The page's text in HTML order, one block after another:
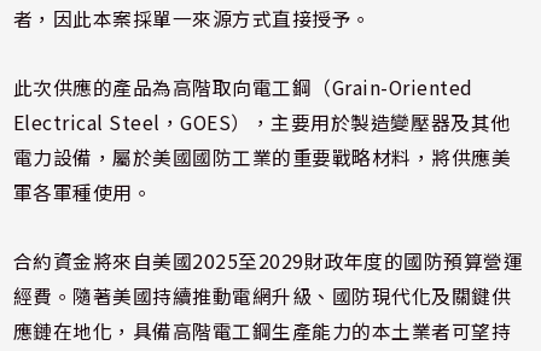
者，因此本案採單一來源方式直接授予。
此次供應的產品為高階取向電工鋼（Grain-Oriented
Electrical Steel，GOES），主要用於製造變壓器及其他
電力設備，屬於美國國防工業的重要戰略材料，將供應美
軍各軍種使用。
合約資金將來自美國2025至2029財政年度的國防預算營運
經費。隨著美國持續推動電網升級、國防現代化及關鍵供
應鏈在地化，具備高階電工鋼生產能力的本土業者可望持